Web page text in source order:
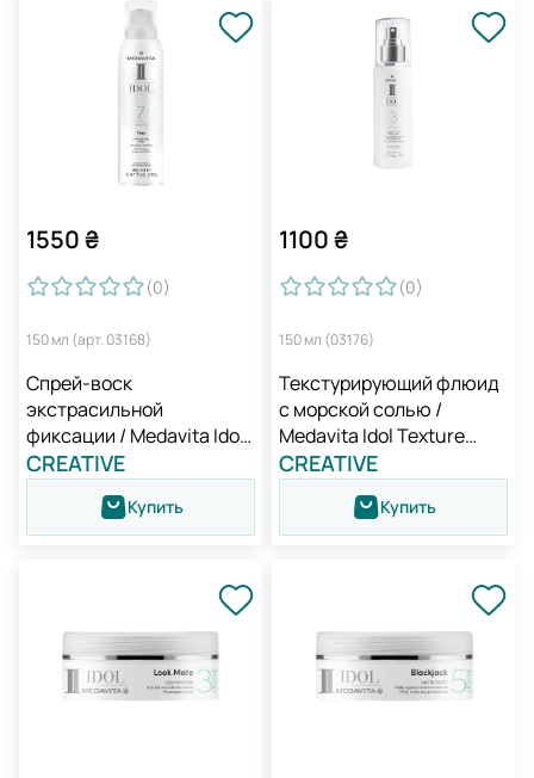
1550₴
(0)
150 мл (арт. 03168)
Спрей-воск
экстрасильной
фиксации / Medavita Idol
Titan Extreme Wax Spray
CREATIVE
Купить
1100₴
(0)
150 мл (03176)
Текстурирующий флюид
с морской солью /
Medavita Idol Texture
MESSY FLOW
CREATIVE
Купить